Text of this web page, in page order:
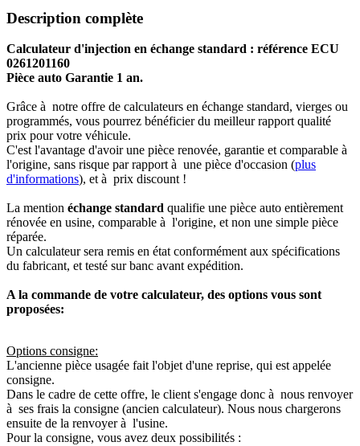
Description complète
Calculateur d'injection en échange standard : référence ECU
0261201160
Pièce auto Garantie 1 an.
Grâce à notre offre de calculateurs en échange standard, vierges ou
programmés, vous pourrez bénéficier du meilleur rapport qualité
prix pour votre véhicule.
C'est l'avantage d'avoir une pièce renovée, garantie et comparable à
l'origine, sans risque par rapport à une pièce d'occasion (plus
d'informations), et à prix discount !
La mention échange standard qualifie une pièce auto entièrement
rénovée en usine, comparable à l'origine, et non une simple pièce
réparée.
Un calculateur sera remis en état conformément aux spécifications
du fabricant, et testé sur banc avant expédition.
A la commande de votre calculateur, des options vous sont
proposées:
Options consigne:
L'ancienne pièce usagée fait l'objet d'une reprise, qui est appelée
consigne.
Dans le cadre de cette offre, le client s'engage donc à nous renvoyer
à ses frais la consigne (ancien calculateur). Nous nous chargerons
ensuite de la renvoyer à l'usine.
Pour la consigne, vous avez deux possibilités :